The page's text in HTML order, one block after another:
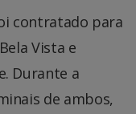
contratado para
Vista e
Durante a
de ambos,